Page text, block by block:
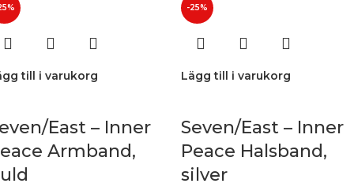
till i varukorg
East – Inner
Armband,
-25%
Lägg till i varukorg
Seven/East – Inner
Peace Halsband,
silver